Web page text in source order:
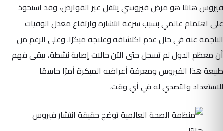
فيروس هانتا هو مرض فيروسي ينتقل عبر القوارض، وقد استحوذ
على اهتمام عالمي بسبب سرعة انتشاره وارتفاع معدل الوفيات
الناجمة عنه في حال عدم اكتشافه وعلاجه مبكرًا. وعلى الرغم من
أن معظم الدول لم تسجل حتى الآن حالات إصابة نشطة، يبقى فهم
طبيعة هذا الفيروس ومعرفة أعراضيه المبكرة أمرًا حاسمًا
للاستعداد والتصدي له في أي وقت.